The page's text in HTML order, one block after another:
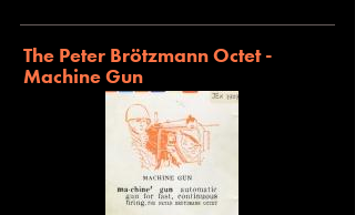
The Peter Brötzmann Octet -
Machine Gun